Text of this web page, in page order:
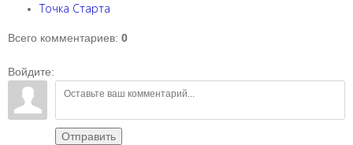
Точка Старта
Всего комментариев: 0
Войдите:
Отправить